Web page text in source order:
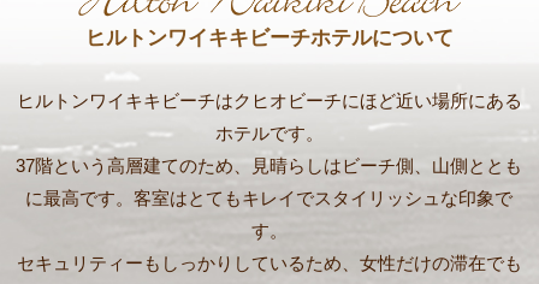
ヒルトンワイキキビーチホテルについて
ヒルトンワイキキビーチはクヒオビーチにほど近い場所にある
ホテルです。
37階という高層建てのため、見晴らしはビーチ側、山側ととも
に最高です。客室はとてもキレイでスタイリッシュな印象で
す。
セキュリティーもしっかりしているため、女性だけの滞在でも